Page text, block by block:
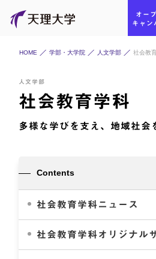
オー
キャン
HOME 学部・大学院 人文学部 社会教
人文学部
社会教育学科
多様な学びを支え、地域社会
Contents
社会教育学科ニュース
社会教育学科オリジナル